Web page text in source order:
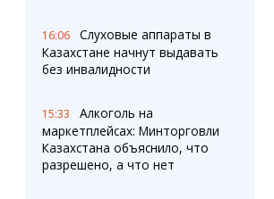
16:06
Слуховые аппараты в
Казахстане начнут выдавать
без инвалидности
15:33
Алкоголь на
маркетплейсах: Минторговли
Казахстана объяснило, что
разрешено, а что нет